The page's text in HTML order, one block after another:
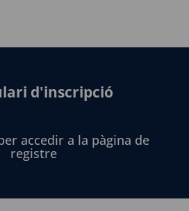
d'inscripció
accedir a la pàgina de
registre